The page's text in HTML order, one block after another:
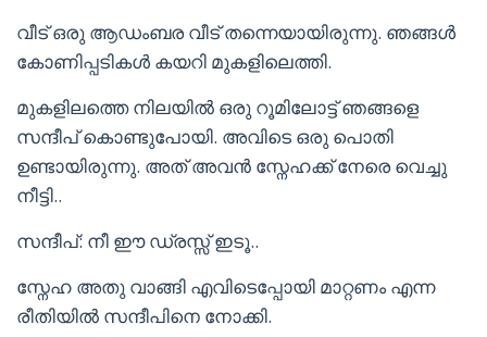
വീട് ഒരു ആഡംബര വീട് തന്നെയായിരുന്നു. ഞങ്ങൾ
കോണിപ്പടികൾ കയറി മുകളിലെത്തി.
മുകളിലത്തെ നിലയിൽ ഒരു റൂമിലോട്ട് ഞങ്ങളെ
സന്ദീപ് കൊണ്ടുപോയി. അവിടെ ഒരു പൊതി
ഉണ്ടായിരുന്നു. അത് അവൻ സ്നേഹക്ക് നേരെ വെച്ചു
നീട്ടി..
സന്ദീപ്: നീ ഈ ഡ്രസ്സ് ഇടൂ..
സ്നേഹ അതു വാങ്ങി എവിടെപ്പോയി മാറ്റണം എന്ന
രീതിയിൽ സന്ദീപിനെ നോക്കി.